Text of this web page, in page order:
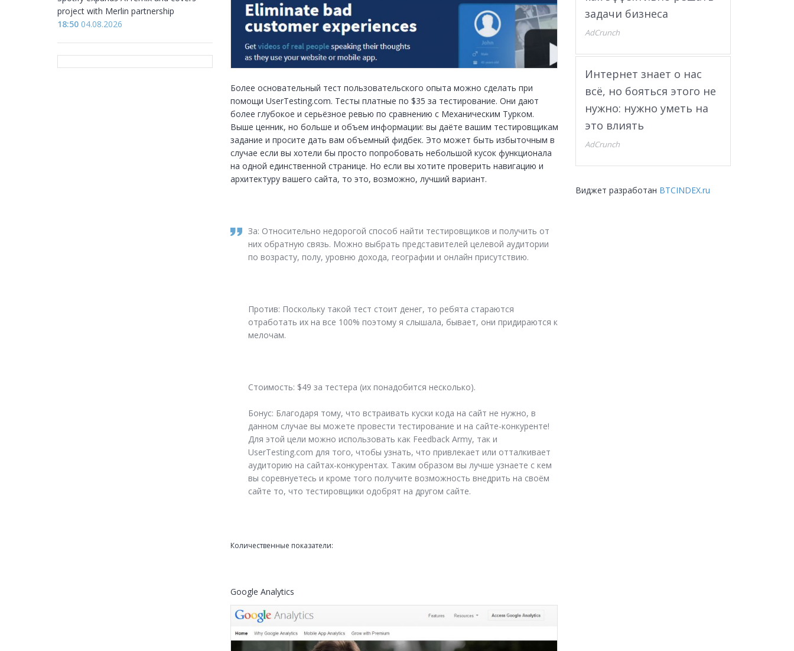
project with Merlin partnership
18:50 04.08.2026
Более основательный тест пользовательского опыта можно сделать при
помощи UserTesting.com. Тесты платные по $35 за тестирование. Они дают
более глубокое и серьёзное ревью по сравнению с Механическим Турком.
Выше ценник, но больше и объем информации: вы даёте вашим тестировщикам
задание и просите дать вам объемный фидбек. Это может быть избыточным в
случае если вы хотели бы просто попробовать небольшой кусок функционала
на одной единственной странице. Но если вы хотите проверить навигацию и
архитектуру вашего сайта, то это, возможно, лучший вариант.
За: Относительно недорогой способ найти тестировщиков и получить от
них обратную связь. Можно выбрать представителей целевой аудитории
по возрасту, полу, уровню дохода, географии и онлайн присутствию.
Против: Поскольку такой тест стоит денег, то ребята стараются
отработать их на все 100% поэтому я слышала, бывает, они придираются к
мелочам.
Стоимость: $49 за тестера (их понадобится несколько).
Бонус: Благодаря тому, что встраивать куски кода на сайт не нужно, в
данном случае вы можете провести тестирование и на сайте-конкуренте!
Для этой цели можно использовать как Feedback Army, так и
UserTesting.com для того, чтобы узнать, что привлекает или отталкивает
аудиторию на сайтах-конкурентах. Таким образом вы лучше узнаете с кем
вы соревнуетесь и кроме того получите возможность внедрить на своём
сайте то, что тестировщики одобрят на другом сайте.
Количественные показатели:
Google Analytics
задачи бизнеса
AdCrunch
Интернет знает о нас
всё, но бояться этого не
нужно: нужно уметь на
это влиять
AdCrunch
Виджет разработан BTCINDEX.ru